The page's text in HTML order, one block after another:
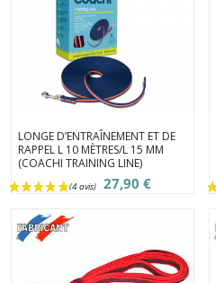
LONGE D’ENTRAÎNEMENT ET DE
RAPPEL L 10 MÈTRES/L 15 MM
(COACHI TRAINING LINE)
27,90 €